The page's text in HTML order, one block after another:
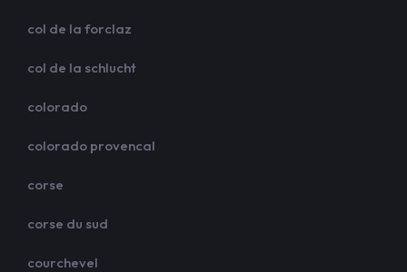
col de la forclaz
col de la schlucht
colorado
colorado provencal
corse
corse du sud
courchevel